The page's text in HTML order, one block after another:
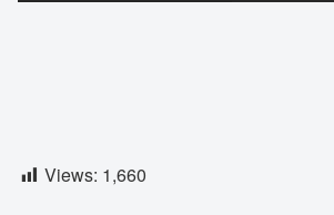
Views: 1,660